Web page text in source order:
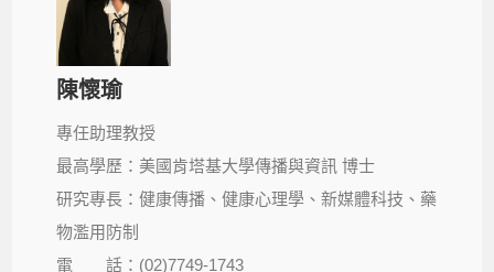
陳懷瑜
專任助理教授
最高學歷：美國肯塔基大學傳播與資訊 博士
研究專長：健康傳播、健康心理學、新媒體科技、藥
物濫用防制
電 話：(02)7749-1743